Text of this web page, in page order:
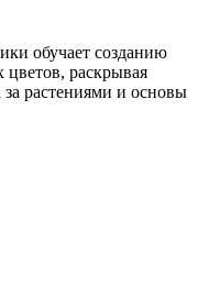
обучает созданию
раскрывая
за растениями и основы